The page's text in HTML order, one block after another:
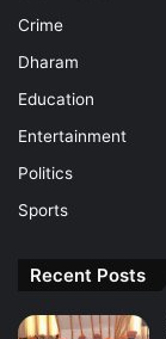
Crime
Dharam
Education
Entertainment
Politics
Sports
Recent Posts